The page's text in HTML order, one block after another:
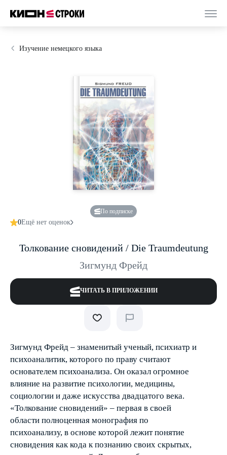
Изучение немецкого языка
По подписке
0Ещё нет оценок
Толкование сновидений / Die Traumdeutung
Зигмунд Фрейд
ЧИТАТЬ В ПРИЛОЖЕНИИ
Зигмунд Фрейд – знаменитый ученый, психиатр и
психоаналитик, которого по праву считают
основателем психоанализа. Он оказал огромное
влияние на развитие психологии, медицины,
социологии и даже искусства двадцатого века.
«Толкование сновидений» – первая в своей
области полноценная монография по
психоанализу, в основе которой лежит понятие
сновидения как кода к познанию своих скрытых,